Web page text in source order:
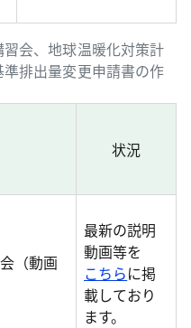
会、地球温暖化対策計
排出量変更申請書の作
状況
（動画
最新の説明
動画等を
こちらに掲
載しており
ます。